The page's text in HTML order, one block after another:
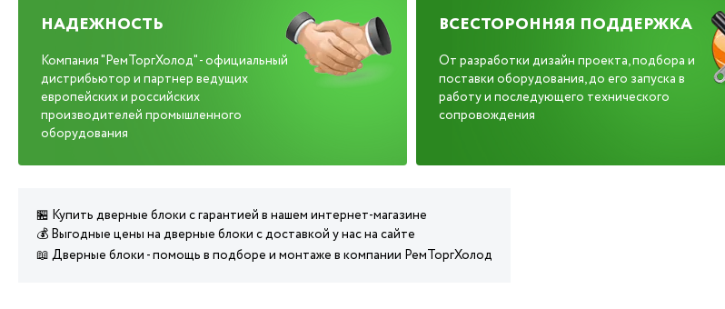
НАДЕЖНОСТЬ
Компания "РемТоргХолод" - официальный
дистрибьютор и партнер ведущих
европейских и российских
производителей промышленного
оборудования
ВСЕСТОРОННЯЯ ПОДДЕРЖКА
От разработки дизайн проекта, подбора и
поставки оборудования, до его запуска в
работу и последующего технического
сопровождения
🏪 Купить дверные блоки с гарантией в нашем интернет-магазине
💰 Выгодные цены на дверные блоки с доставкой у нас на сайте
📖 Дверные блоки - помощь в подборе и монтаже в компании РемТоргХолод